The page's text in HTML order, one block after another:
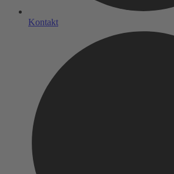
Kontakt